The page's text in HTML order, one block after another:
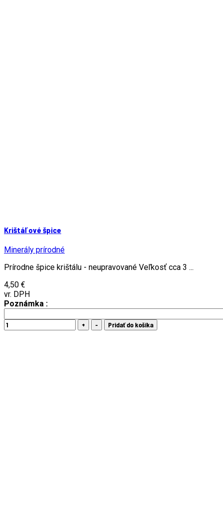
Krištáľové špice
Minerály prírodné
Prírodne špice krištálu - neupravované Veľkosť cca 3 ...
4,50 €
vr. DPH
Poznámka :